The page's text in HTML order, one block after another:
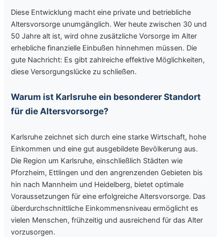
Diese Entwicklung macht eine private und betriebliche
Altersvorsorge unumgänglich. Wer heute zwischen 30 und
50 Jahre alt ist, wird ohne zusätzliche Vorsorge im Alter
erhebliche finanzielle Einbußen hinnehmen müssen. Die
gute Nachricht: Es gibt zahlreiche effektive Möglichkeiten,
diese Versorgungslücke zu schließen.
Warum ist Karlsruhe ein besonderer Standort
für die Altersvorsorge?
Karlsruhe zeichnet sich durch eine starke Wirtschaft, hohe
Einkommen und eine gut ausgebildete Bevölkerung aus.
Die Region um Karlsruhe, einschließlich Städten wie
Pforzheim, Ettlingen und den angrenzenden Gebieten bis
hin nach Mannheim und Heidelberg, bietet optimale
Voraussetzungen für eine erfolgreiche Altersvorsorge. Das
überdurchschnittliche Einkommensniveau ermöglicht es
vielen Menschen, frühzeitig und ausreichend für das Alter
vorzusorgen.